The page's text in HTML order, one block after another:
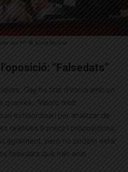
del PP © Sílvia Molina
“Falsedats”
Gay ha tirat d’ironia amb un
queixes: “Valoro molt
extraordinari per analitzar de
relatives a precs i proposicions.
agraïment, però no podem estar
falsedats que han anat